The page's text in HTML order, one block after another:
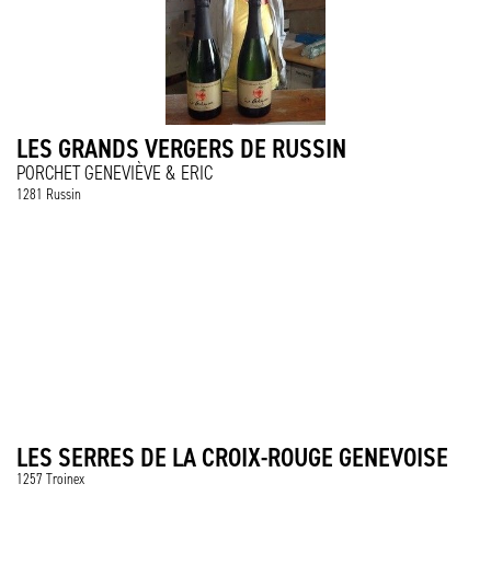
LES GRANDS VERGERS DE RUSSIN
PORCHET GENEVIÈVE & ERIC
1281 Russin
LES SERRES DE LA CROIX-ROUGE GENEVOISE
1257 Troinex